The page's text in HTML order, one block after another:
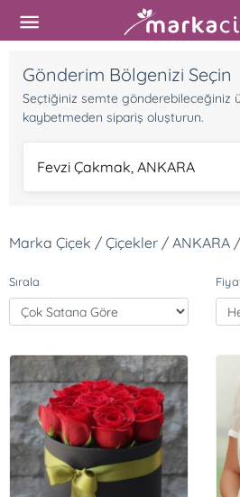
Gönderim Bölgenizi Seçin
Seçtiğiniz semte gönderebileceğiniz
kaybetmeden sipariş oluşturun.
Fevzi Çakmak, ANKARA
Marka Çiçek / Çiçekler / ANKARA
Sırala